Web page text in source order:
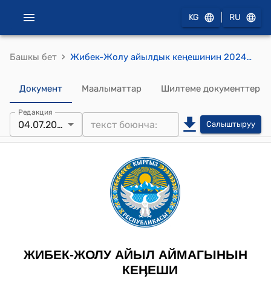
KG RU
Башкы бет › Жибек-Жолу айылдык кеңешинин 2024-жылдын 4-июлундагы №28 Кичи-Бүлөлү айылындагы “Келечек үчүн билим берүү” долбоорунун алкагында ачылып жаткан кыска мөөнөттүү мектепке чейинки билим берүү мекемесине ат коюу жөнүндө токтому
Документ Маалыматтар Шилтеме документтер
Редакция
04.07.2024 Салыштыруу